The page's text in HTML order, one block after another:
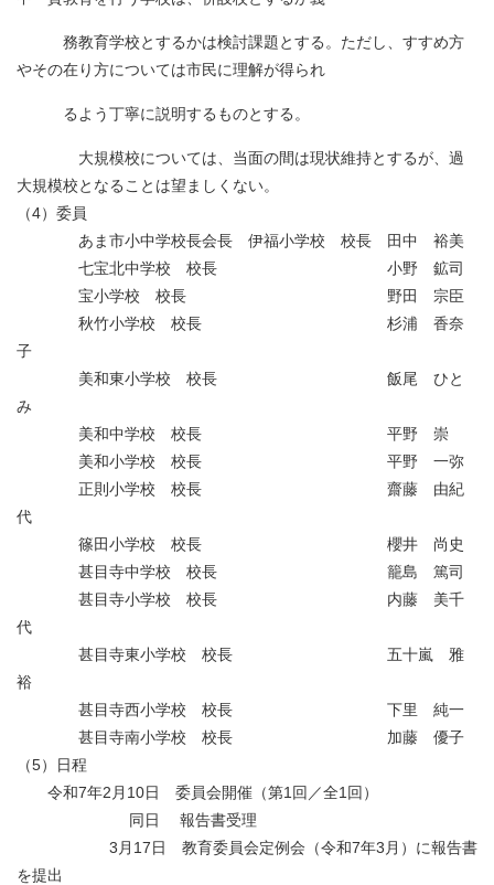
務教育学校とするかは検討課題とする。ただし、すすめ方
やその在り方については市民に理解が得られ
るよう丁寧に説明するものとする。
大規模校については、当面の間は現状維持とするが、過
大規模校となることは望ましくない。
（4）委員
あま市小中学校長会長 伊福小学校 校長 田中 裕美
七宝北中学校 校長 小野 鉱司
宝小学校 校長 野田 宗臣
秋竹小学校 校長 杉浦 香奈
子
美和東小学校 校長 飯尾 ひと
み
美和中学校 校長 平野 崇
美和小学校 校長 平野 一弥
正則小学校 校長 齋藤 由紀
代
篠田小学校 校長 櫻井 尚史
甚目寺中学校 校長 籠島 篤司
甚目寺小学校 校長 内藤 美千
代
甚目寺東小学校 校長 五十嵐 雅
裕
甚目寺西小学校 校長 下里 純一
甚目寺南小学校 校長 加藤 優子
（5）日程
令和7年2月10日 委員会開催（第1回／全1回）
同日 報告書受理
3月17日 教育委員会定例会（令和7年3月）に報告書
を提出